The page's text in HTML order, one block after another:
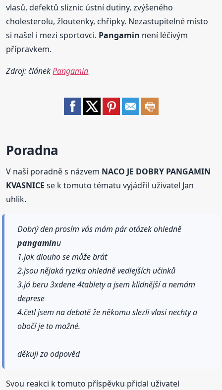
vlasů, defektů sliznic ústní dutiny, zvýšeného
cholesterolu, žloutenky, chřipky. Nezastupitelné místo
si našel i mezi sportovci. Pangamin není léčivým
přípravkem.
Zdroj: článekPangamin
Poradna
V naší poradně s názvem NACO JE DOBRY PANGAMIN
KVASNICE se k tomuto tématu vyjádřil uživatel Jan
uhlik.
Dobrý den prosím vás mám pár otázek ohledně
pangaminu
1.jak dlouho se může brát
2.jsou nějaká ryzika ohledně vedlejších učinků
3.já beru 3xdene 4tablety a jsem klidnější a nemám
deprese
4.četl jsem na debatě že někomu slezli vlasi nechty a
obočí je to možné.
děkuji za odpověd
Svou reakci k tomuto příspěvku přidal uživatel